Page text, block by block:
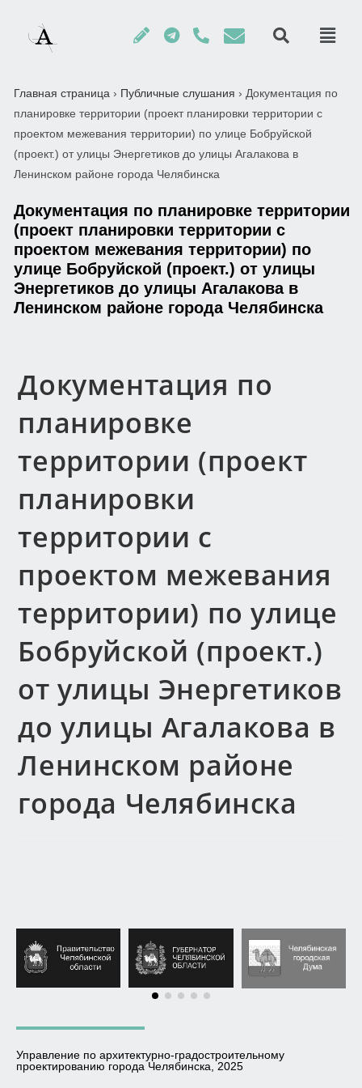
Главная страница › Публичные слушания › Документация по
планировке территории (проект планировки территории с
проектом межевания территории) по улице Бобруйской
(проект.) от улицы Энергетиков до улицы Агалакова в
Ленинском районе города Челябинска
Документация по планировке территории
(проект планировки территории с
проектом межевания территории) по
улице Бобруйской (проект.) от улицы
Энергетиков до улицы Агалакова в
Ленинском районе города Челябинска
Документация по
планировке
территории (проект
планировки
территории с
проектом межевания
территории) по улице
Бобруйской (проект.)
от улицы Энергетиков
до улицы Агалакова в
Ленинском районе
города Челябинска
Управление по архитектурно-градостроительному
проектированию города Челябинска, 2025